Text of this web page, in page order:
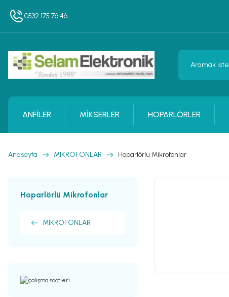
0532 175 76 46
ANFİLER MİKSERLER HOPARLÖRLER
Anasayfa MİKROFONLAR Hoparlörlü Mikrofonlar
Hoparlörlü Mikrofonlar
MİKROFONLAR